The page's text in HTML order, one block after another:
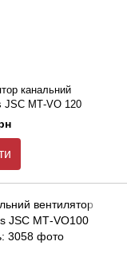
канальний
JSC МТ-VО 120